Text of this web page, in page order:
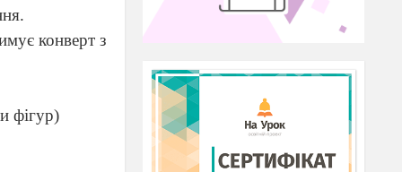
конверт з
фігур)